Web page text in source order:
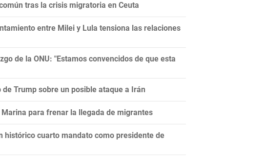
tras la crisis migratoria en Ceuta
entre Milei y Lula tensiona las relaciones
de la ONU: "Estamos convencidos de que esta
Trump sobre un posible ataque a Irán
para frenar la llegada de migrantes
histórico cuarto mandato como presidente de